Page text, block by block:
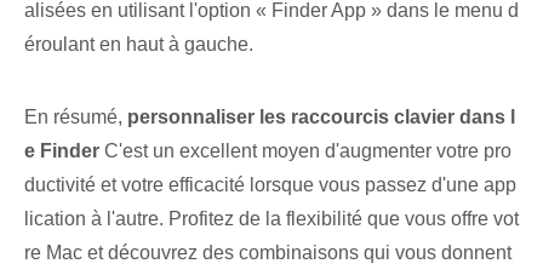
alisées en utilisant l'option « Finder App » dans le menu d
éroulant en haut à gauche.
En résumé, personnaliser les raccourcis clavier dans l
e Finder C'est un excellent moyen d'augmenter votre pro
ductivité et votre efficacité lorsque vous passez d'une app
lication à l'autre. Profitez de la flexibilité que vous offre vot
re Mac et découvrez des combinaisons qui vous donnent